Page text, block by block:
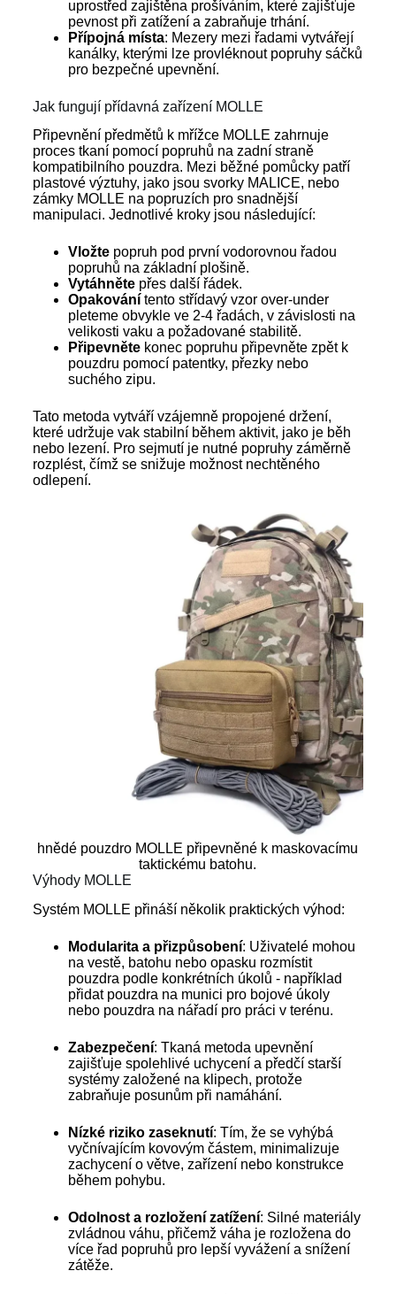
uprostřed zajištěna prošíváním, které zajišťuje
pevnost při zatížení a zabraňuje trhání.
Přípojná místa: Mezery mezi řadami vytvářejí
kanálky, kterými lze provléknout popruhy sáčků
pro bezpečné upevnění.
Jak fungují přídavná zařízení MOLLE
Připevnění předmětů k mřížce MOLLE zahrnuje
proces tkaní pomocí popruhů na zadní straně
kompatibilního pouzdra. Mezi běžné pomůcky patří
plastové výztuhy, jako jsou svorky MALICE, nebo
zámky MOLLE na popruzích pro snadnější
manipulaci. Jednotlivé kroky jsou následující:
Vložtepopruh pod první vodorovnou řadou
popruhů na základní plošině.
Vytáhnětepřes další řádek.
Opakování tento střídavý vzor over-under
pleteme obvykle ve 2-4 řadách, v závislosti na
velikosti vaku a požadované stabilitě.
Připevněte konec popruhu připevněte zpět k
pouzdru pomocí patentky, přezky nebo
suchého zipu.
Tato metoda vytváří vzájemně propojené držení,
které udržuje vak stabilní během aktivit, jako je běh
nebo lezení. Pro sejmutí je nutné popruhy záměrně
rozplést, čímž se snižuje možnost nechtěného
odlepení.
hnědé pouzdro MOLLE připevněné k maskovacímu
taktickému batohu.
Výhody MOLLE
Systém MOLLE přináší několik praktických výhod:
Modularita a přizpůsobení: Uživatelé mohou
na vestě, batohu nebo opasku rozmístit
pouzdra podle konkrétních úkolů - například
přidat pouzdra na munici pro bojové úkoly
nebo pouzdra na nářadí pro práci v terénu.
Zabezpečení: Tkaná metoda upevnění
zajišťuje spolehlivé uchycení a předčí starší
systémy založené na klipech, protože
zabraňuje posunům při namáhání.
Nízké riziko zaseknutí: Tím, že se vyhýbá
vyčnívajícím kovovým částem, minimalizuje
zachycení o větve, zařízení nebo konstrukce
během pohybu.
Odolnost a rozložení zatížení: Silné materiály
zvládnou váhu, přičemž váha je rozložena do
více řad popruhů pro lepší vyvážení a snížení
zátěže.